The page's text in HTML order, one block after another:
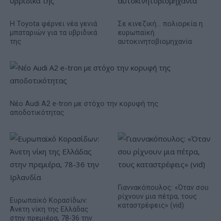
Η Toyota φέρνει νέα γενιά
μπαταριών για τα υβριδικά
της
Σε κινεζική… πολιορκία η
ευρωπαϊκή
αυτοκινητοβιομηχανία
Νέο Audi A2 e-tron με στόχο την κορυφή της
αποδοτικότητας
Ευρωπαϊκό Κορασίδων:
Άνετη νίκη της Ελλάδας
στην πρεμιέρα, 78-36 την
Γιαννακόπουλος: «Όταν σου
ρίχνουν μια πέτρα, τους
καταστρέφεις» (vid)